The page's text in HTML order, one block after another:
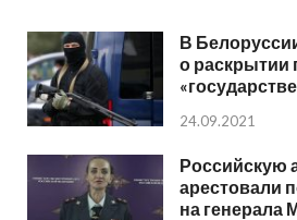
В
о раскрытии
24.09.2021
Российскую
арестовали
на генерала